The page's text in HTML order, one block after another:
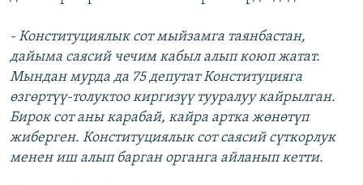
- Конституциялык сот мыйзамга таянбастан,
дайыма саясий чечим кабыл алып коюп жатат.
Мындан мурда да 75 депутат Конституцияга
өзгөртүү-толуктоо киргизүү тууралуу кайрылган.
Бирок сот аны карабай, кайра артка жөнөтүп
жиберген. Конституциялык сот саясий сүткорлук
менен иш алып барган органга айланып кетти.